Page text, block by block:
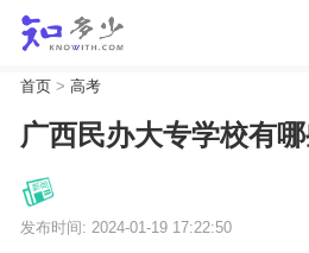
首页> 高考
广西民办大专学校有
发布时间: 2024-01-19 17:22:50